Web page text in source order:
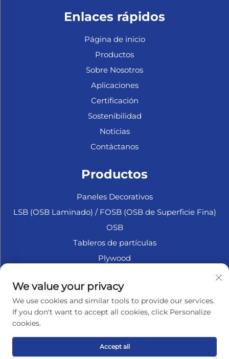
Enlaces rápidos
Página de inicio
Productos
Sobre Nosotros
Aplicaciones
Certificación
Sostenibilidad
Noticias
Contáctanos
Productos
Paneles Decorativos
LSB (OSB Laminado) / FOSB (OSB de Superficie Fina)
OSB
Tableros de partículas
Plywood
Fibrofácil
Accesorios
Política de privacidad
We value your privacy
We use cookies and similar tools to provide our services.
If you don't want to accept all cookies, click Personalize
cookies.
Accept all